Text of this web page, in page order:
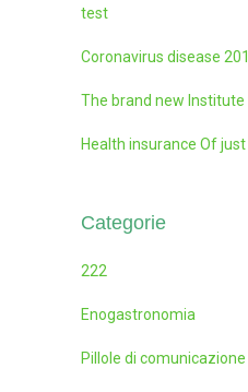
test
Coronavirus disease
The brand new
Health insurance Of
Categorie
222
Enogastronomia
Pillole di comunicazione